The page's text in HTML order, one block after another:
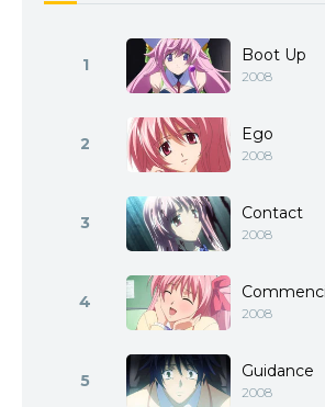
1 Boot Up
2008
2 Ego
2008
3 Contact
2008
4
2008
5 Guidance
2008